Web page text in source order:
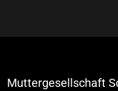
Muttergesellschaft